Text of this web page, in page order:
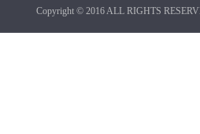
Copyright © 2016 ALL RIGHTS